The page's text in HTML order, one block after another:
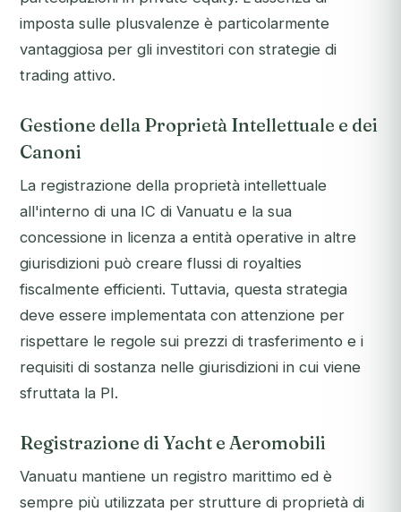
imposta sulle plusvalenze è particolarmente
vantaggiosa per gli investitori con strategie di
trading attivo.
Gestione della Proprietà Intellettuale e dei
Canoni
La registrazione della proprietà intellettuale
all'interno di una IC di Vanuatu e la sua
concessione in licenza a entità operative in altre
giurisdizioni può creare flussi di royalties
fiscalmente efficienti. Tuttavia, questa strategia
deve essere implementata con attenzione per
rispettare le regole sui prezzi di trasferimento e i
requisiti di sostanza nelle giurisdizioni in cui viene
sfruttata la PI.
Registrazione di Yacht e Aeromobili
Vanuatu mantiene un registro marittimo ed è
sempre più utilizzata per strutture di proprietà di